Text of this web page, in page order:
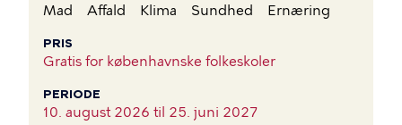
Mad Affald Klima Sundhed Ernæring
PRIS
Gratis for københavnske folkeskoler
PERIODE
10. august 2026 til 25. juni 2027